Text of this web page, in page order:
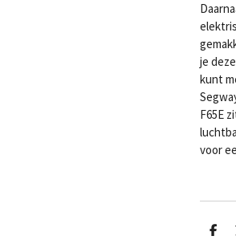
je
kunt
F65E
voor
D